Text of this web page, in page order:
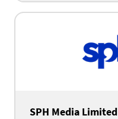
SPH Media Limited